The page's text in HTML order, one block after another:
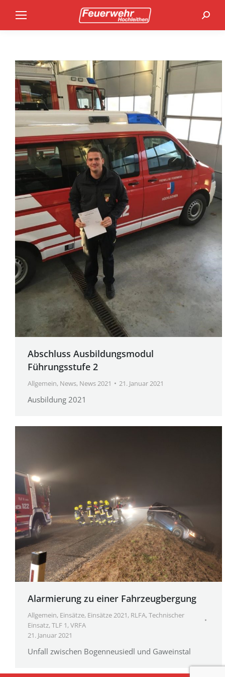
Abschluss Ausbildungsmodul
Führungsstufe 2
Allgemein, News, News 2021 21. Januar 2021
Ausbildung 2021
Alarmierung zu einer Fahrzeugbergung
Allgemein, Einsätze, Einsätze 2021, RLFA,Technischer
Einsatz,TLF 1,VRFA
21. Januar 2021
Unfall zwischen Bogenneusiedl und Gaweinstal